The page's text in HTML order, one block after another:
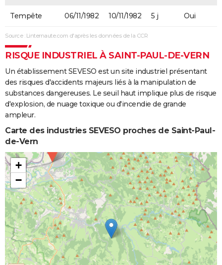
Tempête 06/11/1982 10/11/1982 5 j Oui
Source : Linternaute.com d'après les données de la CCR
RISQUE INDUSTRIEL À SAINT-PAUL-DE-VERN
Un établissement SEVESO est un site industriel présentant
des risques d'accidents majeurs liés à la manipulation de
substances dangereuses. Le seuil haut implique plus de risque
d'explosion, de nuage toxique ou d'incendie de grande
ampleur.
Carte des industries SEVESO proches de Saint-Paul-
de-Vern
+
−